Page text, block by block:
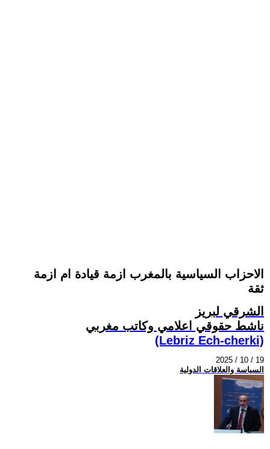
الاحزاب السياسية بالمغرب ازمة قيادة ام ازمة
ثقة
الشرقي لبريز
ناشط حقوقي اعلامي وكاتب مغربي
(Lebriz Ech-cherki)
2025 / 10 / 19
السياسة والعلاقات الدولية